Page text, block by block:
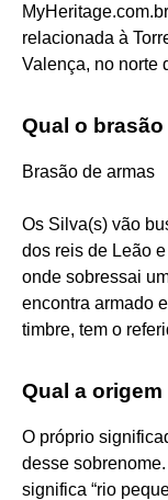
relacionada à
Valença, no norte
Qual o
Brasão de armas
Os Silva(s) vão
dos reis de Leão
onde sobressai
encontra armado
timbre, tem o
Qual a
O próprio
desse
significa “rio